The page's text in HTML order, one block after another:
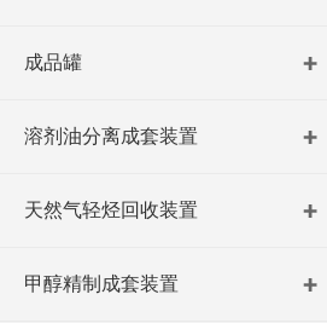
成品罐
溶剂油分离成套装置
天然气轻烃回收装置
甲醇精制成套装置